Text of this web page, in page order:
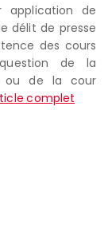
application de
délit de presse
des cours
de la
ou de la cour
complet